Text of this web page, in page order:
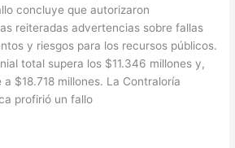
concluye que autorizaron
reiteradas advertencias sobre fallas
y riesgos para los recursos públicos.
total supera los $11.346 millones y,
$18.718 millones. La Contraloría
profirió un fallo